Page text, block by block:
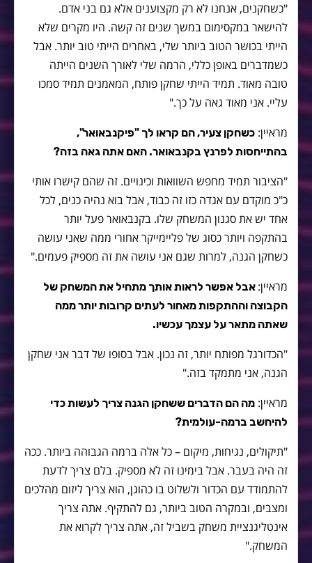
"כשחקנים, אנחנו לא רק מקצוענים אלא גם בני אדם.
להישאר במקסימום במשך שנים זה קשה. היו מקרים שלא
הייתי בכושר הטוב ביותר שלי, באחרים הייתי טוב יותר. אבל
כשמדברים באופן כללי, הרמה שלי לאורך השנים הייתה
טובה מאוד. תמיד הייתי שחקן פותח, המאמנים תמיד סמכו
עליי. אני מאוד גאה על כך."
מראיין: כשחקן צעיר, הם קראו לך "פיקנבאואר",
בהתייחסות לפרנץ בקנבאואר. האם אתה גאה בזה?
"הציבור תמיד מחפש השוואות וכינויים. זה שהם קישרו אותי
כ"כ מוקדם עם אגדה כזו זה כבוד, אבל בוא נהיה כנים, לכל
אחד יש את סגנון המשחק שלו. בקנבאואר פעל יותר
בהתקפה ויותר כסוג של פליימייקר אחורי ממה שאני עושה
כשחקן הגנה, למרות שגם אני עושה את זה מספיק פעמים."
מראיין: אבל אפשר לראות אותך מתחיל את המשחק של
הקבוצה וההתקפות מאחור לעתים קרובות יותר ממה
שאתה מתאר על עצמך עכשיו.
"הכדורגל מפותח יותר, זה נכון. אבל בסופו של דבר אני שחקן
הגנה, אני מתמקד בזה."
מראיין: מה הם הדברים ששחקן הגנה צריך לעשות כדי
להיחשב ברמה-עולמית?
"תיקולים, נגיחות, מיקום – כל אלה ברמה הגבוהה ביותר. ככה
זה היה בעבר. אבל בימינו זה לא מספיק. בלם צריך לדעת
להתמודד עם הכדור ולשלוט בו כהוגן, הוא צריך ליזום מהלכים
ומצבים, ובמקרה הטוב ביותר, גם להתקיף. אתה צריך
אינטליגנציית משחק בשביל זה, אתה צריך לקרוא את
המשחק."